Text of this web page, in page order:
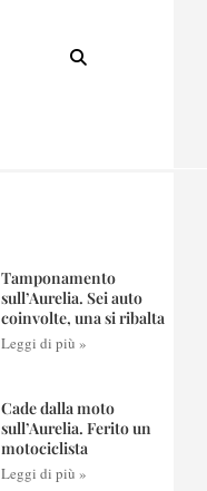
Tamponamento
sull’Aurelia. Sei auto
coinvolte, una si ribalta
Leggi di più »
Cade dalla moto
sull’Aurelia. Ferito un
motociclista
Leggi di più »